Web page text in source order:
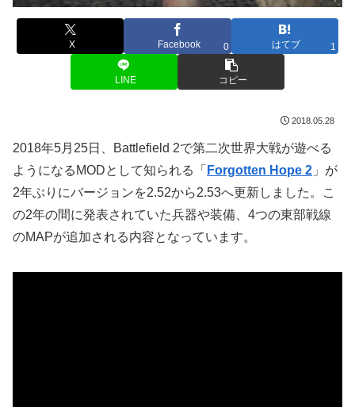
X Facebook 0 はてブ 1
LINE コピー
2018.05.28
2018年5月25日、Battlefield 2で第二次世界大戦が遊べる
ようになるMODとして知られる「 Forgotten Hope 2 」が
2年ぶりにバージョンを2.52から2.53へ更新しました。こ
の2年の間に発表されていた兵器や装備、4つの東部戦線
のMAPが追加される内容となっています。